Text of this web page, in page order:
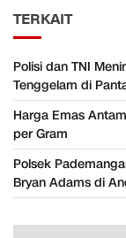
TERKAIT
Polisi dan TNI
Tenggelam di
Harga Emas
per Gram
Polsek
Bryan Adams di